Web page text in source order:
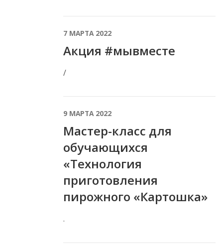
7 МАРТА 2022
Акция #мывместе
/
9 МАРТА 2022
Мастер-класс для
обучающихся
«Технология
приготовления
пирожного «Картошка»
.